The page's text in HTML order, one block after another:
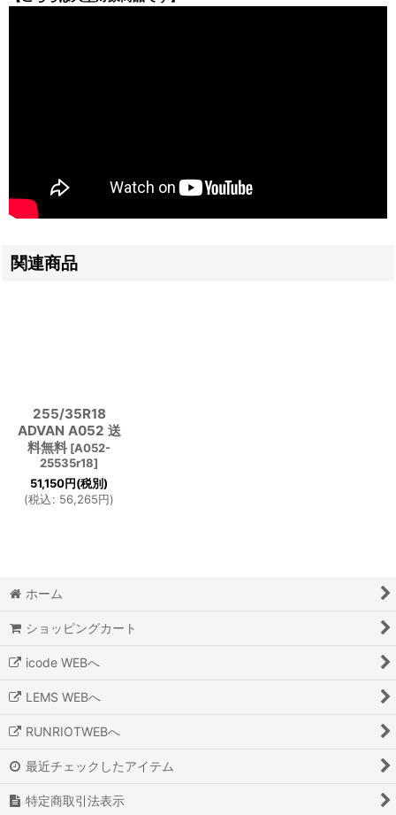
関連商品
255/35R18
ADVAN A052 送
料無料 [A052-
25535r18]
51,150円(税別)
(税込: 56,265円)
ホーム
ショッピングカート
icode WEBへ
LEMS WEBへ
RUNRIOTWEBへ
最近チェックしたアイテム
特定商取引法表示